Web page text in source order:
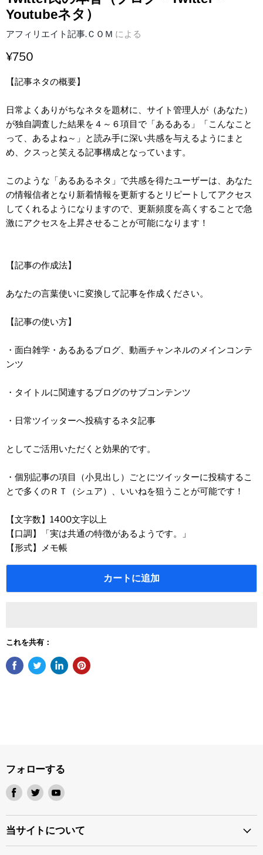
Youtubeネタ）
アフィリエイト記事.ＣＯＭ による
¥750
【記事ネタの概要】
日常よくありがちなネタを題材に、サイト管理人が（あなた）
が独自調査した結果を４～６項目で「あるある」「こんなこと
って、あるよね～」と読み手に深い共感を与えるようにまと
め、クスっと笑える記事構成となっています。
このような「あるあるネタ」で共感を得たユーザーは、あなた
の情報信者となり新着情報を更新するとリピートしてアクセス
してくれるようになりますので、更新頻度を高くすることで急
激にアクセスを上昇させることが可能になります！
【記事の作成法】
あなたの言葉使いに変換して記事を作成ください。
【記事の使い方】
・面白雑学・あるあるブログ、動画チャンネルのメインコンテ
ンツ
・タイトルに関連するブログのサブコンテンツ
・日常ツイッターへ投稿するネタ記事
としてご活用いただくと効果的です。
・個別記事の項目（小見出し）ごとにツイッターに投稿するこ
とで多くのＲＴ（シュア）、いいねを狙うことが可能です！
【文字数】1400文字以上
【口調】「実は共通の特徴があるようです。」
【形式】メモ帳
カートに追加
これを共有：
フォローする
Facebook
見
つ
Twitter
見
つ
Youtube
見
つ
当サイトについて